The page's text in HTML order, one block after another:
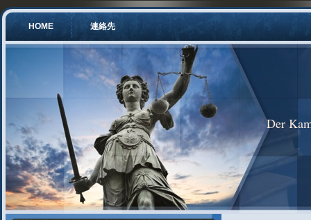
HOME 連絡先
Der